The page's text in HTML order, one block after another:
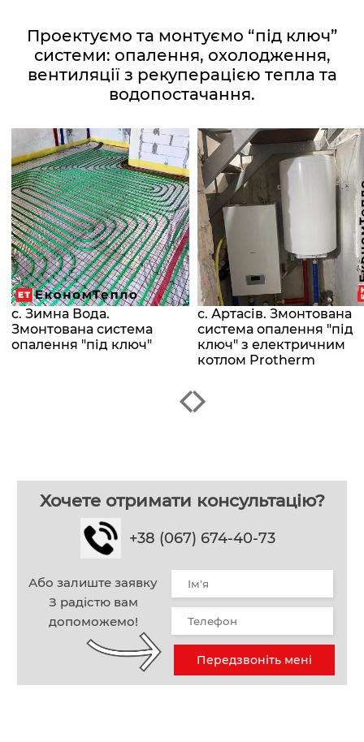
Проектуємо та монтуємо “під ключ”
системи: опалення, охолодження,
вентиляції з рекуперацією тепла та
водопостачання.
с. Зимна Вода.
Змонтована система
опалення "під ключ"
с. Артасів. Змонтована
система опалення "під
ключ" з електричним
котлом Protherm
Хочете отримати консультацію?
+38 (067) 674-40-73
Або залиште заявку
З радістю вам
допоможемо!
Передзвоніть мені